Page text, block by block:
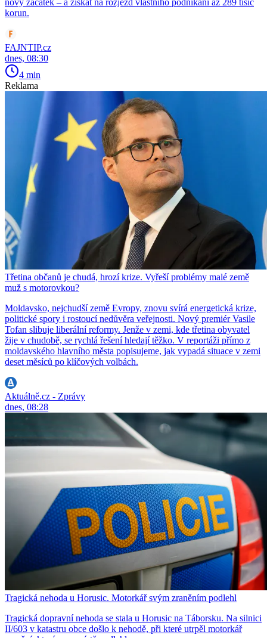
nový začátek – a získat na rozjezd vlastního podnikání až 289 tisíc
korun.
FAJNTIP.cz
dnes, 08:30
4 min
Reklama
Třetina občanů je chudá, hrozí krize. Vyřeší problémy malé země
muž s motorovkou?
Moldavsko, nejchudší země Evropy, znovu svírá energetická krize,
politické spory i rostoucí nedůvěra veřejnosti. Nový premiér Vasile
Tofan slibuje liberální reformy. Jenže v zemi, kde třetina obyvatel
žije v chudobě, se rychlá řešení hledají těžko. V reportáži přímo z
moldavského hlavního města popisujeme, jak vypadá situace v zemi
deset měsíců po klíčových volbách.
Aktuálně.cz - Zprávy
dnes, 08:28
Tragická nehoda u Horusic. Motorkář svým zraněním podlehl
Tragická dopravní nehoda se stala u Horusic na Táborsku. Na silnici
II/603 v katastru obce došlo k nehodě, při které utrpěl motorkář